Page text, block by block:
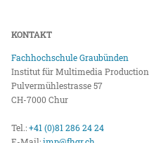
KONTAKT
Fachhochschule Graubünden
Institut für Multimedia Production
Pulvermühlestrasse 57
CH-7000 Chur
Tel.:+41 (0)81 286 24 24